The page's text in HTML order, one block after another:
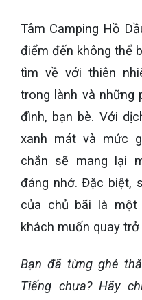
Tâm Camping Hồ
điểm đến không thể
tìm về với thiên
trong lành và những
đình, bạn bè. Với
xanh mát và mức
chắn sẽ mang lại
đáng nhớ. Đặc biệt,
của chủ bãi là một
khách muốn quay trở
Bạn đã từng ghé
Tiếng chưa? Hãy